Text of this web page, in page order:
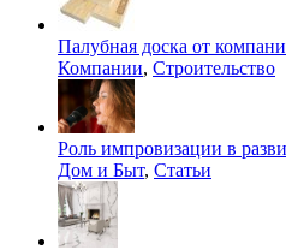
Палубная доска от
Компании, Строительство
Роль импровизации в
Дом и Быт, Статьи